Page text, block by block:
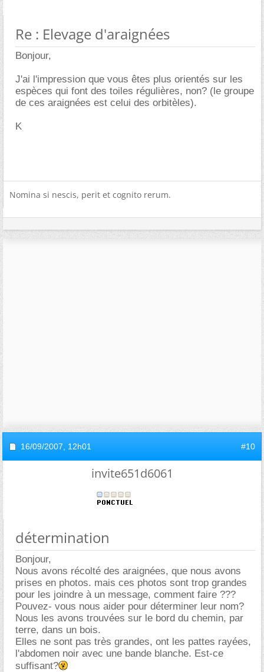
Re : Elevage d'araignées
Bonjour,
J'ai l'impression que vous êtes plus orientés sur les
espèces qui font des toiles régulières, non? (le groupe
de ces araignées est celui des orbitèles).
K
Nomina si nescis, perit et cognito rerum.
16/09/2007, 12h01 #10
invite651d6061
détermination
Bonjour,
Nous avons récolté des araignées, que nous avons
prises en photos. mais ces photos sont trop grandes
pour les joindre à un message, comment faire ???
Pouvez- vous nous aider pour déterminer leur nom?
Nous les avons trouvées sur le bord du chemin, par
terre, dans un bois.
Elles ne sont pas très grandes, ont les pattes rayées,
l'abdomen noir avec une bande blanche. Est-ce
suffisant?